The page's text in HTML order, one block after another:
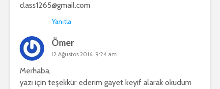
class1265@gmail.com
Yanıtla
Ömer
12 Ağustos 2016, 9:24 am
Merhaba,
yazı için teşekkür ederim gayet keyif alarak okudum